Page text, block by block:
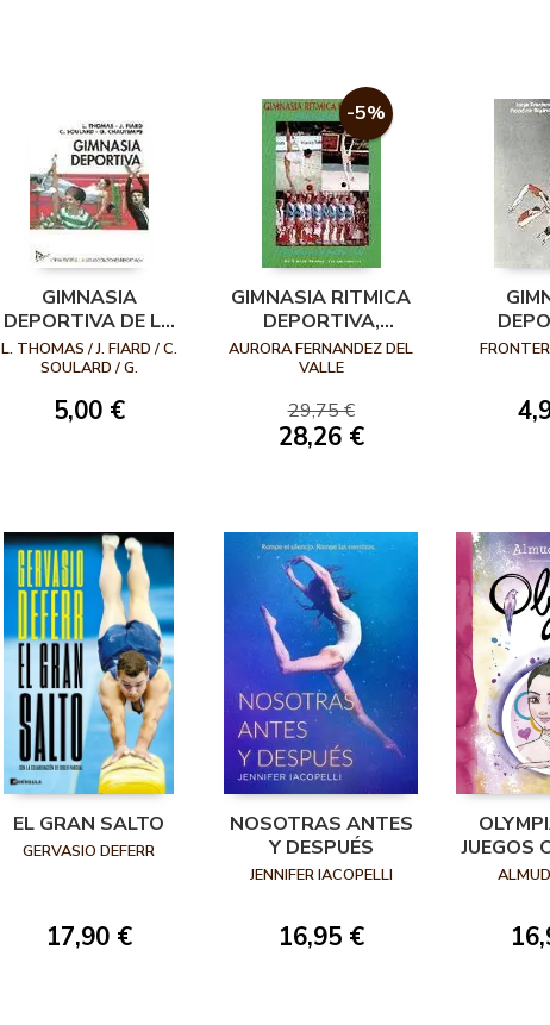
GIMNASIA
DEPORTIVA DE LA
ESCUELA...A LAS
ASOCIACIONES
L. THOMAS / J. FIARD / C.
SOULARD / G.
5,00 €
-5%
GIMNASIA RITMICA
DEPORTIVA,
ASPECTOS Y
EVOLUCION
AURORA FERNANDEZ DEL
VALLE
29,75 €
28,26 €
EL GRAN SALTO
GERVASIO DEFERR
17,90 €
NOSOTRAS ANTES
Y DESPUÉS
JENNIFER IACOPELLI
16,95 €
JUEGOS
DE